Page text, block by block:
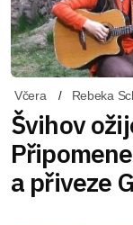
Včera Rebeka
Švihov
a přiveze